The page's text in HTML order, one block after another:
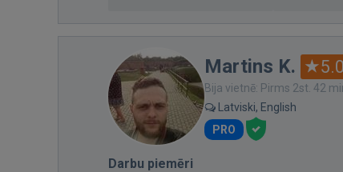
Martins K. 5.0
Bija vietnē: Pirms 2st. 42
Latviski, English
PRO
Darbu piemēri